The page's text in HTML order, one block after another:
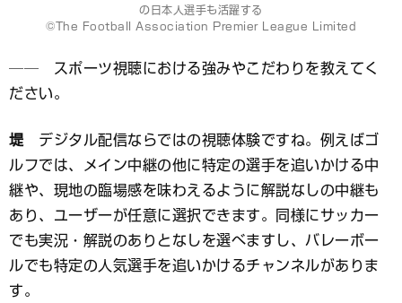
の日本人選手も活躍する
©The Football Association Premier League Limited
── スポーツ視聴における強みやこだわりを教えてく
ださい。
堤 デジタル配信ならではの視聴体験ですね。例えばゴ
ルフでは、メイン中継の他に特定の選手を追いかける中
継や、現地の臨場感を味わえるように解説なしの中継も
あり、ユーザーが任意に選択できます。同様にサッカー
でも実況・解説のありとなしを選べますし、バレーボー
ルでも特定の人気選手を追いかけるチャンネルがありま
す。